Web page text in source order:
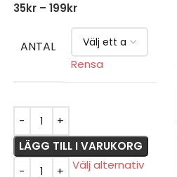
35kr – 199kr
ANTAL
Rensa
LÄGG TILL I VARUKORG
Välj alternativ